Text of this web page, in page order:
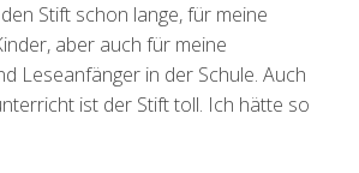
Stift schon lange, für meine
aber auch für meine
Leseanfänger in der Schule. Auch
ist der Stift toll. Ich hätte so